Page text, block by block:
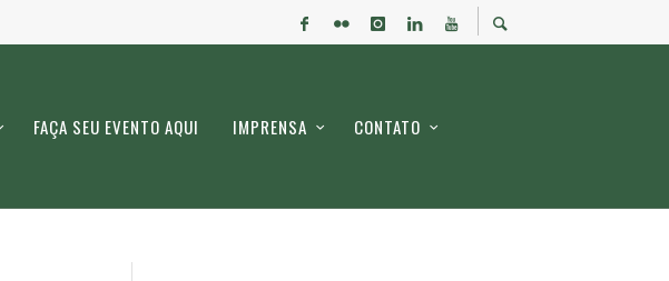
FAÇA SEU EVENTO AQUI IMPRENSA CONTATO